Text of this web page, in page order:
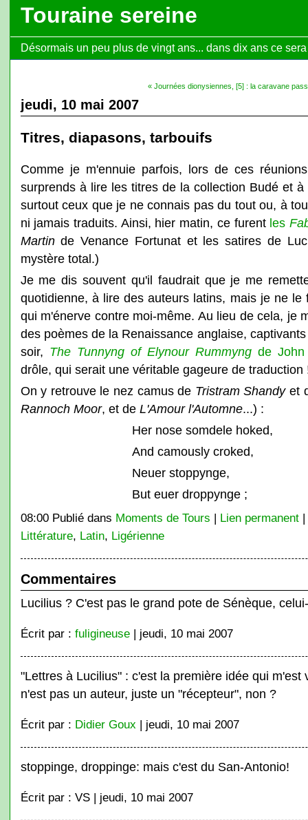
Touraine sereine
Désormais un peu plus de vingt ans... dans dix ans ce
« Journées dionysiennes, [5] : la caravane
jeudi, 10 mai 2007
Titres, diapasons, tarbouifs
Comme je m'ennuie parfois, lors de ces
surprends à lire les titres de la collection Budé et
surtout ceux que je ne connais pas du tout ou, à
ni jamais traduits. Ainsi, hier matin, ce furent les
Martinde Venance Fortunat et les satires de
mystère total.)
Je me dis souvent qu'il faudrait que je me
quotidienne, à lire des auteurs latins, mais je ne le
qui m'énerve contre moi-même. Au lieu de cela, je
des poèmes de la Renaissance anglaise,
soir, The Tunnyng of Elynour Rummyngde John
drôle, qui serait une véritable gageure de traduction
On y retrouve le nez camus de Tristram Shandyet
Rannoch Moor, et de L'Amour l'Automne...) :
Her nose somdele hoked,
And camously croked,
Neuer stoppynge,
But euer droppynge ;
08:00 Publié dans Moments de Tours | Lien permanent|
Littérature, Latin, Ligérienne
Commentaires
Lucilius ? C'est pas le grand pote de Sénèque,
Écrit par : fuligineuse| jeudi, 10 mai 2007
"Lettres à Lucilius" : c'est la première idée qui m'est
n'est pas un auteur, juste un "récepteur", non ?
Écrit par : Didier Goux | jeudi, 10 mai 2007
stoppinge, droppinge: mais c'est du San-Antonio!
Écrit par : VS | jeudi, 10 mai 2007